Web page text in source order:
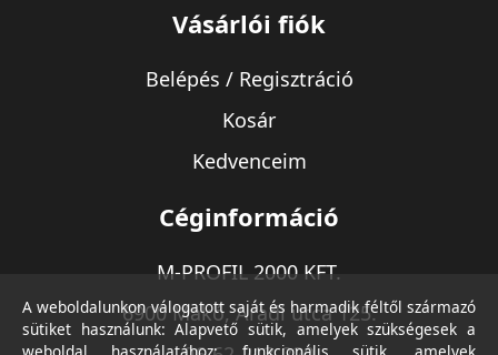
Vásárlói fiók
Belépés / Regisztráció
Kosár
Kedvenceim
Céginformáció
M-PROFIL 2000 KFT.
6900 Makó, Aradi utca 125.
A weboldalunkon válogatott saját és harmadik féltől származó
sütiket használunk: Alapvető sütik, amelyek szükségesek a